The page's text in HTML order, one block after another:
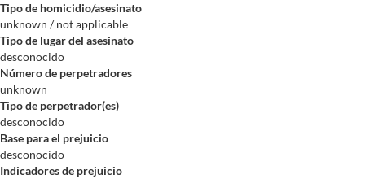
Tipo de homicidio/asesinato
unknown / not applicable
Tipo de lugar del asesinato
desconocido
Número de perpetradores
unknown
Tipo de perpetrador(es)
desconocido
Base para el prejuicio
desconocido
Indicadores de prejuicio